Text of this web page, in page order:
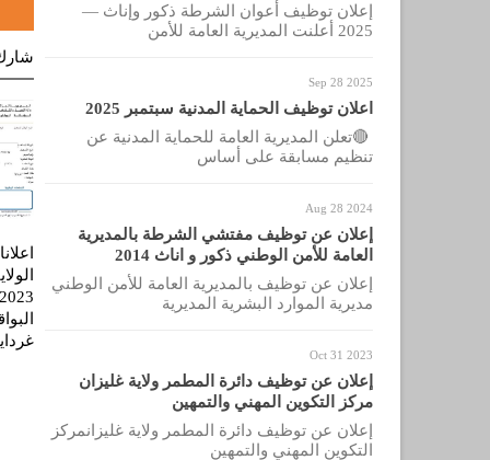
إعلان توظيف أعوان الشرطة ذكور وإناث —
2025 أعلنت المديرية العامة للأمن
Sep 28 2025
اعلان توظيف الحماية المدنية سبتمبر 2025
🔴تعلن المديرية العامة للحماية المدنية عن
تنظيم مسابقة على أساس
Aug 28 2024
إعلان عن توظيف مفتشي الشرطة بالمديرية
العامة للأمن الوطني ذكور و اناث 2014
إعلان عن توظيف بالمديرية العامة للأمن الوطني
مديرية الموارد البشرية المديرية
Oct 31 2023
إعلان عن توظيف دائرة المطمر ولاية غليزان
مركز التكوين المهني والتمهين
إعلان عن توظيف دائرة المطمر ولاية غليزانمركز
التكوين المهني والتمهين